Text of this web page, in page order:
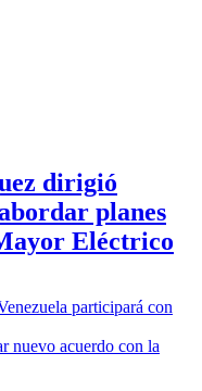
dirigió
planes
Eléctrico
participará con
nuevo acuerdo con la